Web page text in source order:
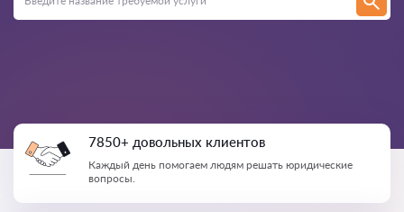
7850+ довольных клиентов
Каждый день помогаем людям решать юридические
вопросы.